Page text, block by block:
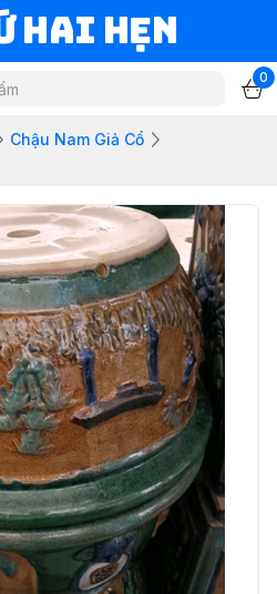
Hai Hẹn
0
Chậu Nam Giả Cổ